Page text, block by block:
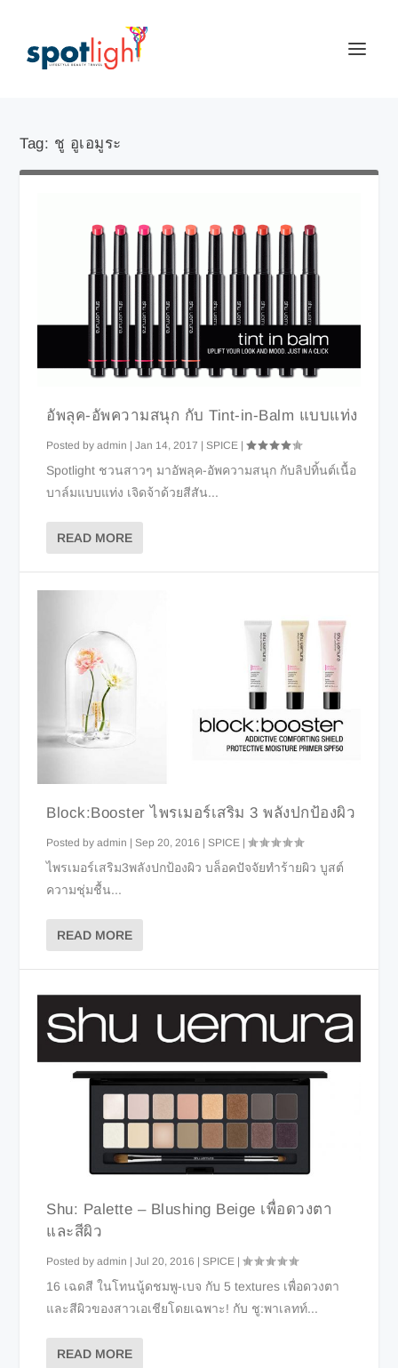
Tag: ชู อูเอมูระ
อัพลุค-อัพความสนุก กับ Tint-in-Balm แบบแท่ง
Posted byadmin |Jan 14, 2017 |SPICE |
Spotlight ชวนสาวๆ มาอัพลุค-อัพความสนุก กับลิปทิ้นต์เนื้อ
บาล์มแบบแท่ง เจิดจ้าด้วยสีสัน...
READ MORE
Block:Booster ไพรเมอร์เสริม 3 พลังปกป้องผิว
Posted byadmin |Sep 20, 2016 |SPICE |
ไพรเมอร์เสริม3พลังปกป้องผิว บล็อคปัจจัยทำร้ายผิว บูสต์
ความชุ่มชื้น...
READ MORE
Shu: Palette – Blushing Beige เพื่อดวงตา
และสีผิว
Posted byadmin |Jul 20, 2016 |SPICE |
16 เฉดสี ในโทนนู้ดชมพู-เบจ กับ 5 textures เพื่อดวงตา
และสีผิวของสาวเอเชียโดยเฉพาะ! กับ ชู:พาเลทท์...
READ MORE